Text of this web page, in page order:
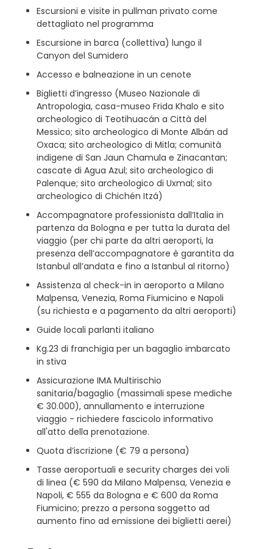
Escursioni e visite in pullman privato come
dettagliato nel programma
Escursione in barca (collettiva) lungo il
Canyon del Sumidero
Accesso e balneazione in un cenote
Biglietti d’ingresso (Museo Nazionale di
Antropologia, casa-museo Frida Khalo e sito
archeologico di Teotihuacán a Città del
Messico; sito archeologico di Monte Albán ad
Oxaca; sito archeologico di Mitla; comunità
indigene di San Jaun Chamula e Zinacantan;
cascate di Agua Azul; sito archeologico di
Palenque; sito archeologico di Uxmal; sito
archeologico di Chichén Itzá)
Accompagnatore professionista dall’Italia in
partenza da Bologna e per tutta la durata del
viaggio (per chi parte da altri aeroporti, la
presenza dell’accompagnatore è garantita da
Istanbul all’andata e fino a Istanbul al ritorno)
Assistenza al check-in in aeroporto a Milano
Malpensa, Venezia, Roma Fiumicino e Napoli
(su richiesta e a pagamento da altri aeroporti)
Guide locali parlanti italiano
Kg.23 di franchigia per un bagaglio imbarcato
in stiva
Assicurazione IMA Multirischio
sanitaria/bagaglio (massimali spese mediche
€ 30.000), annullamento e interruzione
viaggio - richiedere fascicolo informativo
all'atto della prenotazione.
Quota d’iscrizione (€ 79 a persona)
Tasse aeroportuali e security charges dei voli
di linea (€ 590 da Milano Malpensa, Venezia e
Napoli, € 555 da Bologna e € 600 da Roma
Fiumicino; prezzo a persona soggetto ad
aumento fino ad emissione dei biglietti aerei)